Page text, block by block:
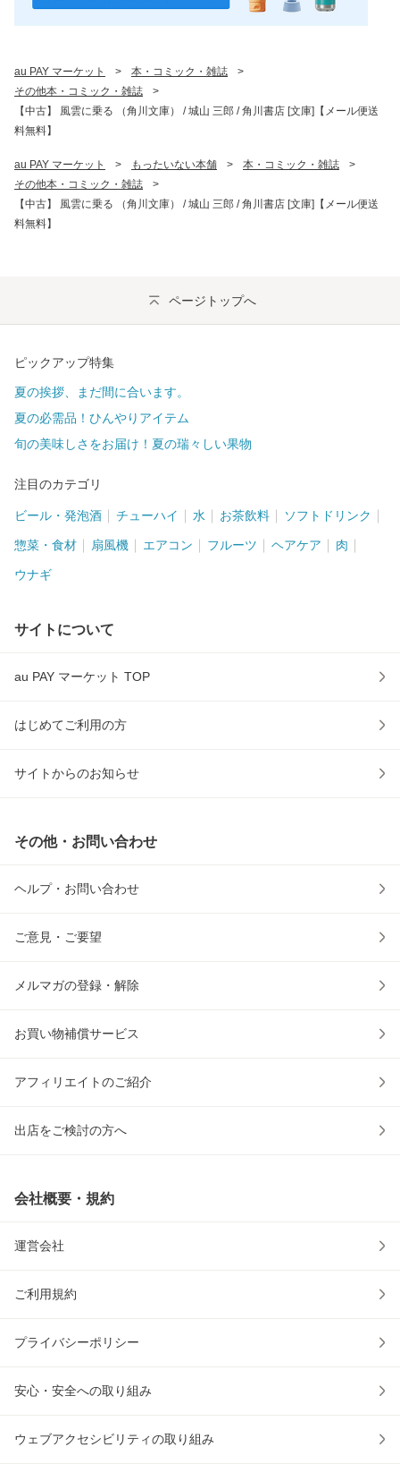
au PAY マーケット > 本・コミック・雑誌
>
その他本・コミック・雑誌
>
【中古】 風雲に乗る （角川文庫） / 城山 三郎 / 角川書店 [文庫]【メール便送
料無料】
au PAY マーケット > もったいない本舗 > 本・コミック・雑誌
>
その他本・コミック・雑誌
>
【中古】 風雲に乗る （角川文庫） / 城山 三郎 / 角川書店 [文庫]【メール便送
料無料】
ページトップへ
ピックアップ特集
夏の挨拶、まだ間に合います。
夏の必需品！ひんやりアイテム
旬の美味しさをお届け！夏の瑞々しい果物
注目のカテゴリ
ビール・発泡酒 チューハイ 水 お茶飲料 ソフトドリンク
惣菜・食材 扇風機 エアコン フルーツ ヘアケア 肉
ウナギ
サイトについて
au PAY マーケット TOP
はじめてご利用の方
サイトからのお知らせ
その他・お問い合わせ
ヘルプ・お問い合わせ
ご意見・ご要望
メルマガの登録・解除
お買い物補償サービス
アフィリエイトのご紹介
出店をご検討の方へ
会社概要・規約
運営会社
ご利用規約
プライバシーポリシー
安心・安全への取り組み
ウェブアクセシビリティの取り組み